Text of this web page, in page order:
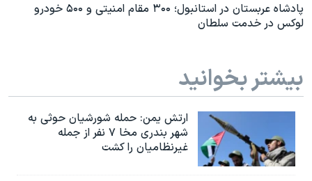
پادشاه عربستان در استانبول؛ ۳۰۰ مقام امنیتی و ۵۰۰ خودرو
لوکس در خدمت سلطان
بیشتر بخوانید
ارتش یمن: حمله شورشیان حوثی به
شهر بندری مخا ۷ نفر از جمله
غیرنظامیان را کشت